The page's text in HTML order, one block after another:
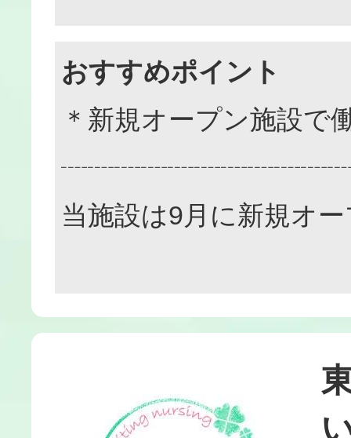
おすすめポイント
＊新規オープン施設で
当施設は9月に新規オ